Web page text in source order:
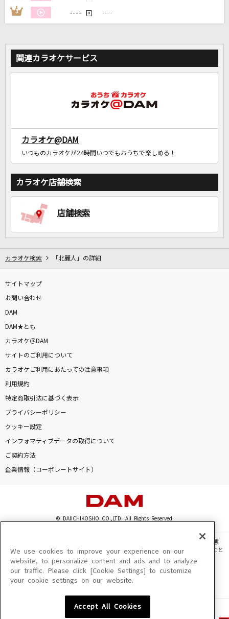
3 ---- 回 ----
関連カラオケサービス
カラオケ@DAM
いつものカラオケが24時間いつでもおうちで楽しめる！
カラオケ店舗検索
店舗検索
カラオケ検索 「北麗人」の詳細
サイトマップ
お問い合わせ
DAM
DAM★とも
カラオケ＠DAM
サイトのご利用について
カラオケご利用にあたっての注意事項
利用規約
特定商取引法に基づく表示
プライバシーポリシー
クッキー設定
インフォマティブデータの取得について
ご契約方法
企業情報（コーポレートサイト）
© DAIICHIKOSHO CO.,LTD. All Rights Reserved.
このサイトに掲載されている一切の文章・画像・写真・動画・音声等を、手段や形態
を問わず、著作権法の定める範囲を超えて無断で複製、転載、ファイル化などすること
を禁じます。
楽曲及びコンテンツは、機種によりご利用いただけない場合があります。
楽曲及びコンテンツの配信日、配信内容が変更になる場合があります。
We use cookies to improve your experience on our
website, to personalize content and ads and to analyze
our traffic. Please click [Cookie Settings] to customize
your cookie settings on our website.
Accept All Cookies